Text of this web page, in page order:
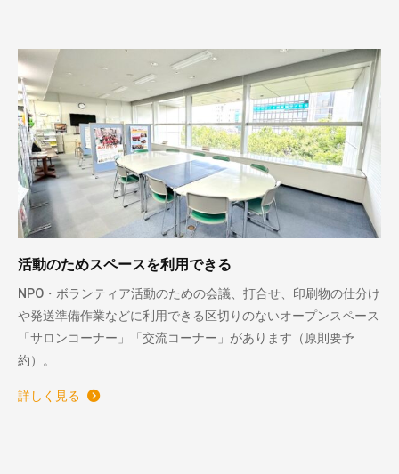
活動のためスペースを利用できる
NPO・ボランティア活動のための会議、打合せ、印刷物の仕分け
や発送準備作業などに利用できる区切りのないオープンスペース
「サロンコーナー」「交流コーナー」があります（原則要予
約）。
詳しく見る